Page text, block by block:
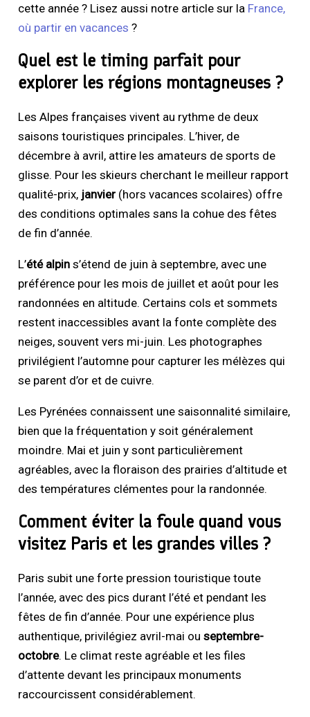
cette année ? Lisez aussi notre article sur la France,
où partir en vacances ?
Quel est le timing parfait pour
explorer les régions montagneuses ?
Les Alpes françaises vivent au rythme de deux
saisons touristiques principales. L’hiver, de
décembre à avril, attire les amateurs de sports de
glisse. Pour les skieurs cherchant le meilleur rapport
qualité-prix, janvier (hors vacances scolaires) offre
des conditions optimales sans la cohue des fêtes
de fin d’année.
L’été alpin s’étend de juin à septembre, avec une
préférence pour les mois de juillet et août pour les
randonnées en altitude. Certains cols et sommets
restent inaccessibles avant la fonte complète des
neiges, souvent vers mi-juin. Les photographes
privilégient l’automne pour capturer les mélèzes qui
se parent d’or et de cuivre.
Les Pyrénées connaissent une saisonnalité similaire,
bien que la fréquentation y soit généralement
moindre. Mai et juin y sont particulièrement
agréables, avec la floraison des prairies d’altitude et
des températures clémentes pour la randonnée.
Comment éviter la foule quand vous
visitez Paris et les grandes villes ?
Paris subit une forte pression touristique toute
l’année, avec des pics durant l’été et pendant les
fêtes de fin d’année. Pour une expérience plus
authentique, privilégiez avril-mai ouseptembre-
octobre. Le climat reste agréable et les files
d’attente devant les principaux monuments
raccourcissent considérablement.